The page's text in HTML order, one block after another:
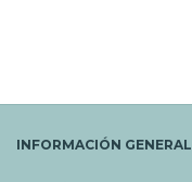
INFORMACIÓN GENERAL